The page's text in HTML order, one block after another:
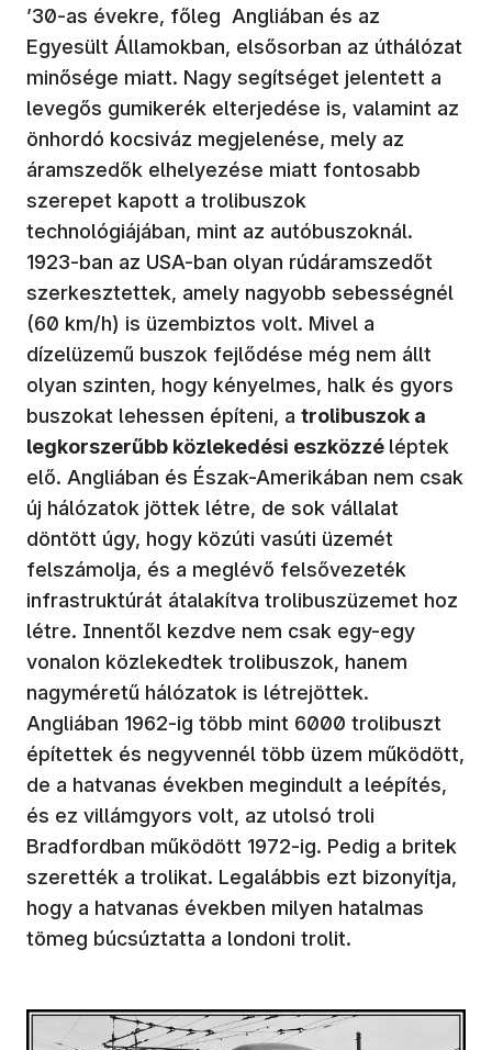
’30-as évekre, főleg Angliában és az
Egyesült Államokban, elsősorban az úthálózat
minősége miatt. Nagy segítséget jelentett a
levegős gumikerék elterjedése is, valamint az
önhordó kocsiváz megjelenése, mely az
áramszedők elhelyezése miatt fontosabb
szerepet kapott a trolibuszok
technológiájában, mint az autóbuszoknál.
1923-ban az USA-ban olyan rúdáramszedőt
szerkesztettek, amely nagyobb sebességnél
(60 km/h) is üzembiztos volt. Mivel a
dízelüzemű buszok fejlődése még nem állt
olyan szinten, hogy kényelmes, halk és gyors
buszokat lehessen építeni, a trolibuszok a
legkorszerűbb közlekedési eszközzé léptek
elő. Angliában és Észak-Amerikában nem csak
új hálózatok jöttek létre, de sok vállalat
döntött úgy, hogy közúti vasúti üzemét
felszámolja, és a meglévő felsővezeték
infrastruktúrát átalakítva trolibuszüzemet hoz
létre. Innentől kezdve nem csak egy-egy
vonalon közlekedtek trolibuszok, hanem
nagyméretű hálózatok is létrejöttek.
Angliában 1962-ig több mint 6000 trolibuszt
építettek és negyvennél több üzem működött,
de a hatvanas években megindult a leépítés,
és ez villámgyors volt, az utolsó troli
Bradfordban működött 1972-ig. Pedig a britek
szerették a trolikat. Legalábbis ezt bizonyítja,
hogy a hatvanas években milyen hatalmas
tömeg búcsúztatta a londoni trolit.